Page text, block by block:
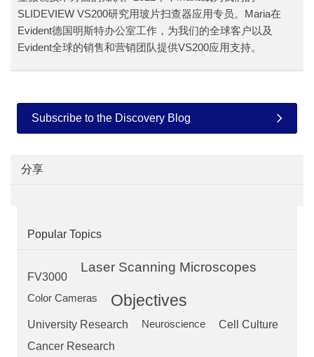
SLIDEVIEW VS200研究用玻片扫查器应用专员。Maria在
Evident德国明斯特办公室工作，为我们的全球客户以及
Evident全球的销售和营销团队提供VS200应用支持。
Subscribe to the Discovery Blog
分享
Popular Topics
FV3000
Laser Scanning Microscopes
Color Cameras Objectives
University Research Neuroscience
Cell Culture
Cancer Research